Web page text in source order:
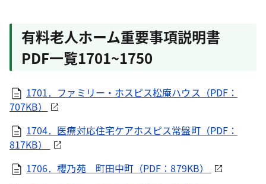
有料老人ホーム重要事項説明書
PDF一覧1701~1750
1701．ファミリー・ホスピス松庵ハウス（PDF：
707KB）
1704．医療対応住宅ケアホスピス常盤町（PDF：
817KB）
1706．櫻乃苑 町田中町（PDF：879KB）